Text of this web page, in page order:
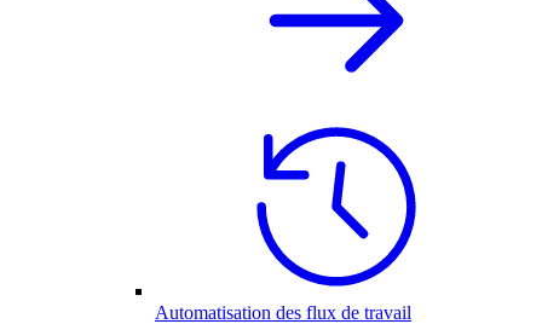
Automatisation des flux de travail